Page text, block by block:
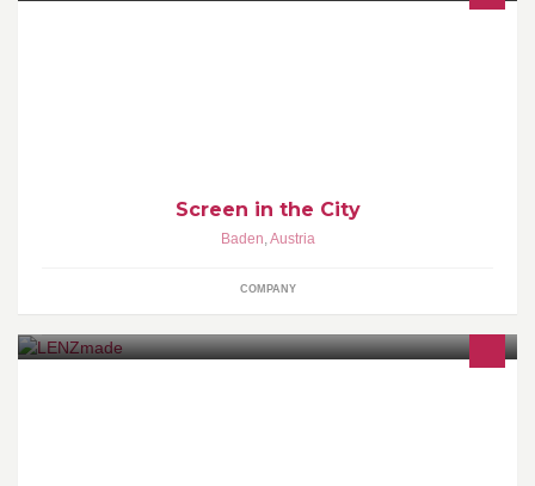
Screen in the City
Baden,Austria
COMPANY